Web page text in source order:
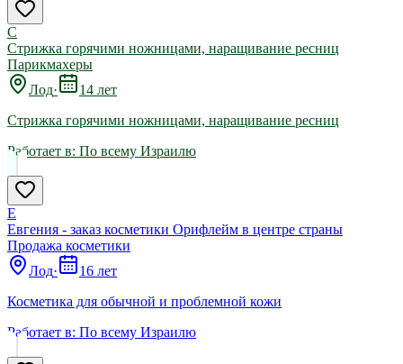
С
Стрижка горячими ножницами, наращивание ресниц
Парикмахеры
Лод·
14 лет
Стрижка горячими ножницами, наращивание ресниц
Работает в: По всему Израилю
Е
Евгения - заказ косметики Орифлейм в центре страны
Продажа косметики
Лод·
16 лет
Косметика для обычной и проблемной кожи
Работает в: По всему Израилю